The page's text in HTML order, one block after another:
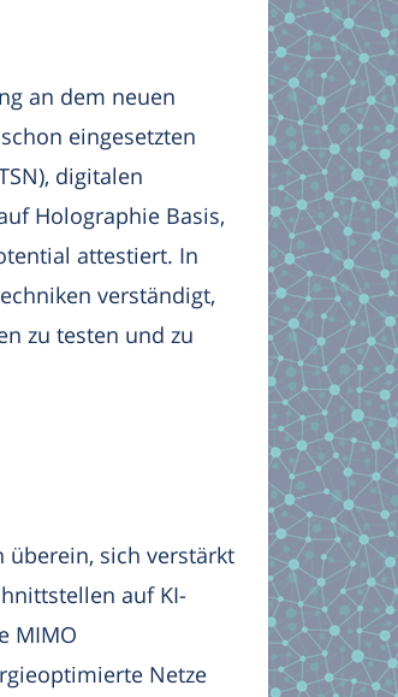
an dem neuen
eingesetzten
digitalen
Holographie Basis,
attestiert. In
verständigt,
zu testen und zu
überein, sich verstärkt
auf KI-
MIMO
Netze